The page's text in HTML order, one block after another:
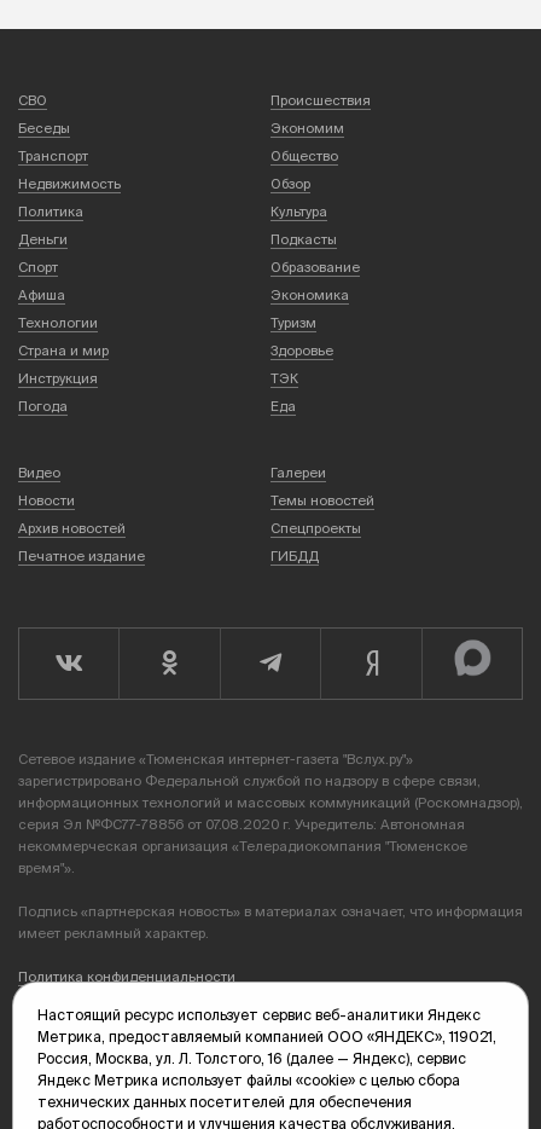
СВО
Происшествия
Беседы
Экономим
Транспорт
Общество
Недвижимость
Обзор
Политика
Культура
Деньги
Подкасты
Спорт
Образование
Афиша
Экономика
Технологии
Туризм
Страна и мир
Здоровье
Инструкция
ТЭК
Погода
Еда
Видео
Галереи
Новости
Темы новостей
Архив новостей
Спецпроекты
Печатное издание
ГИБДД
Сетевое издание «Тюменская интернет-газета "Вслух.ру"»
зарегистрировано Федеральной службой по надзору в сфере связи,
информационных технологий и массовых коммуникаций (Роскомнадзор),
серия Эл №ФС77-78856 от 07.08.2020 г. Учредитель: Автономная
некоммерческая организация «Телерадиокомпания "Тюменское
время"».
Подпись «партнерская новость» в материалах означает, что информация
имеет рекламный характер.
Политика конфиденциальности
Редакция: 625035, Тюмень, пр. Геологоразведчиков, 28А
(3452) 68-89-05
edit@vsluh.ru
Главный редактор: Панкина Т.Ю.
Настоящий ресурс использует сервис веб-аналитики Яндекс
Метрика, предоставляемый компанией ООО «ЯНДЕКС», 119021,
Россия, Москва, ул. Л. Толстого, 16 (далее — Яндекс), сервис
Яндекс Метрика использует файлы «cookie» с целью сбора
технических данных посетителей для обеспечения
работоспособности и улучшения качества обслуживания.